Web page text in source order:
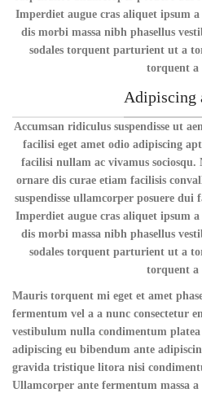
Imperdiet augue cras aliquet ipsum
dis morbi massa nibh phasellus
sodales torquent parturient ut a
torquent a
Adipiscing
Accumsan ridiculus suspendisse ut
facilisi eget amet odio adipiscing
facilisi nullam ac vivamus sociosqu.
ornare dis curae etiam facilisis
suspendisse ullamcorper posuere
Imperdiet augue cras aliquet ipsum
dis morbi massa nibh phasellus
sodales torquent parturient ut a
torquent a
Mauris torquent mi eget et amet
fermentum vel a a nunc consectetur
vestibulum nulla condimentum platea
adipiscing eu bibendum ante
gravida tristique litora nisi
Ullamcorper ante fermentum massa